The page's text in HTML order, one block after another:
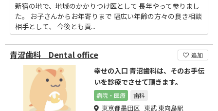
新宿の地で、地域のかかりつけ医として 長年やって参りまし
た。 お子さんからお年寄りまで 幅広い年齢の方々の良き相談
相手として、 今後とも貢...
青沼歯科 Dental office 追加
幸せの入口 青沼歯科は、そのお手伝
いを診療でさせて頂きます。
病院・医療 歯科
東京都墨田区 東武 東向島駅